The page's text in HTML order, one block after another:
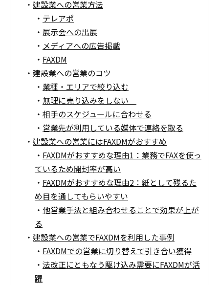
・ 建設業への営業方法
・ テレアポ
・ 展示会への出展
・ メディアへの広告掲載
・ FAXDM
・ 建設業への営業のコツ
・ 業種・エリアで絞り込む
・ 無理に売り込みをしない
・ 相手のスケジュールに合わせる
・ 営業先が利用している媒体で連絡を取る
・ 建設業への営業にはFAXDMがおすすめ
・ FAXDMがおすすめな理由1：業務でFAXを使っ
ているため開封率が高い
・ FAXDMがおすすめな理由2：紙として残るた
め目を通してもらいやすい
・ 他営業手法と組み合わせることで効果が上が
る
・ 建設業への営業でFAXDMを利用した事例
・ FAXDMでの営業に切り替えて引き合い獲得
・ 法改正にともなう駆け込み需要にFAXDMが活
躍